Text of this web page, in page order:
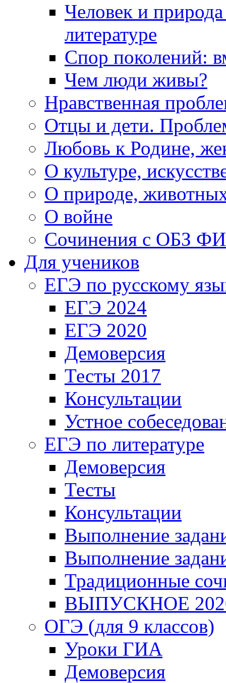
Человек и
литературе
Спор поколений:
Чем люди живы?
Нравственная
Отцы и дети.
Любовь к Родине,
О культуре,
О природе,
О войне
Сочинения с ОБЗ
Для учеников
ЕГЭ по русскому
ЕГЭ 2024
ЕГЭ 2020
Демоверсия
Тесты 2017
Консультации
Устное
ЕГЭ по литературе
Демоверсия
Тесты
Консультации
Выполнение
Выполнение
Традиционные
ВЫПУСКНОЕ
ОГЭ (для 9 классов)
Уроки ГИА
Демоверсия